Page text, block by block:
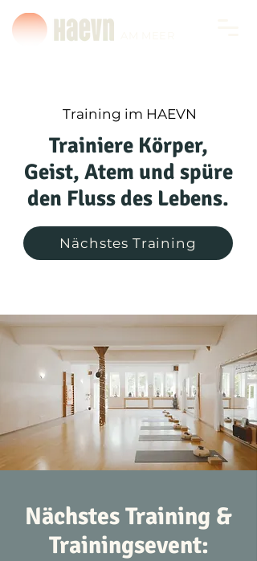
Training im HAEVN
Trainiere Körper,
Geist, Atem und spüre
den Fluss des Lebens.
Nächstes Training
Nächstes Training &
Trainingsevent: